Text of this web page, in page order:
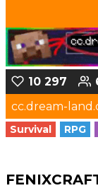
10 297
cc.dream-
Survival RPG